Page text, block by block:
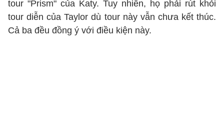
tour "Prism" của Katy. Tuy nhiên, họ phải rút khỏi
tour diễn của Taylor dù tour này vẫn chưa kết thúc.
Cả ba đều đồng ý với điều kiện này.